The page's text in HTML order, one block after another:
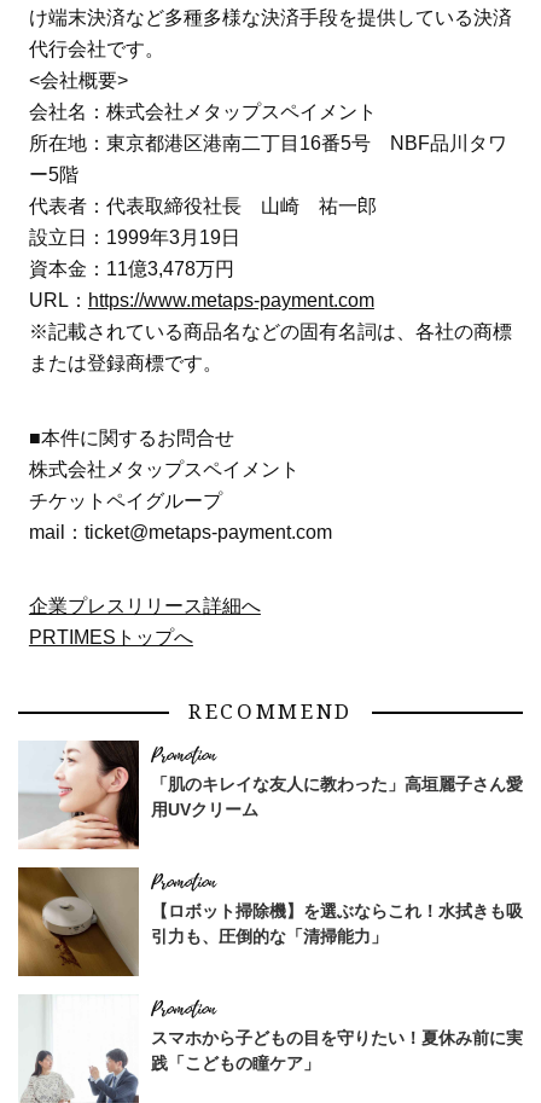
け端末決済など多種多様な決済手段を提供している決済
代行会社です。
<会社概要>
会社名：株式会社メタップスペイメント
所在地：東京都港区港南二丁目16番5号 NBF品川タワ
ー5階
代表者：代表取締役社長 山崎 祐一郎
設立日：1999年3月19日
資本金：11億3,478万円
URL： https://www.metaps-payment.com
※記載されている商品名などの固有名詞は、各社の商標
または登録商標です。
■本件に関するお問合せ
株式会社メタップスペイメント
チケットペイグループ
mail：ticket@metaps-payment.com
企業プレスリリース詳細へ
PRTIMESトップへ
RECOMMEND
「肌のキレイな友人に教わった」高垣麗子さん愛
用UVクリーム
【ロボット掃除機】を選ぶならこれ！水拭きも吸
引力も、圧倒的な「清掃能力」
スマホから子どもの目を守りたい！夏休み前に実
践「こどもの瞳ケア」